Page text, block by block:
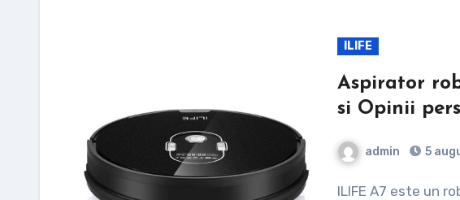
ILIFE
Aspirator
si Opinii
admin 5
ILIFE A7 este un robot de aspirare foarte accesibil